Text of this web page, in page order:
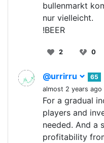
bullenmarkt
nur vielleicht.
!BEER
2 0
@urrirru
65
almost 2 years ago
For a gradual
players and
needed. And a
profitability